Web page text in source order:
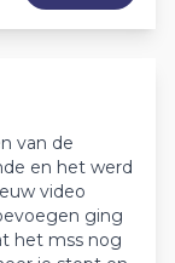
van de
en het werd
video
ging
het mss nog